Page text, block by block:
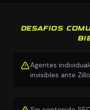
DESAFIOS
Agentes
invisibles ante